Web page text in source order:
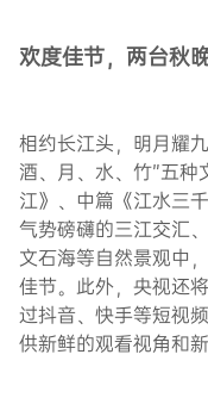
欢度佳节，两台秋
相约长江头，明月耀
酒、月、水、竹”五种
江》、中篇《江水三
气势磅礴的三江交汇
文石海等自然景观中
佳节。此外，央视还
过抖音、快手等短视
供新鲜的观看视角和